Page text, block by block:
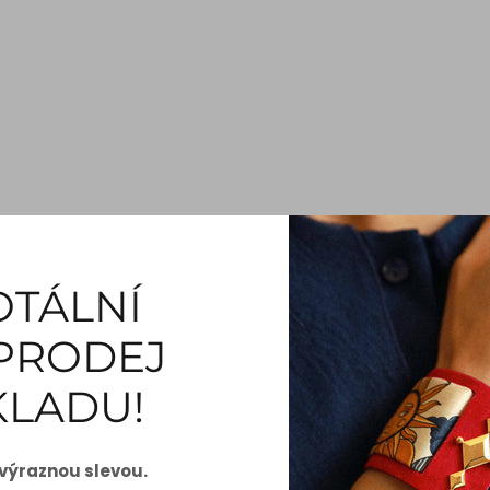
slevou.